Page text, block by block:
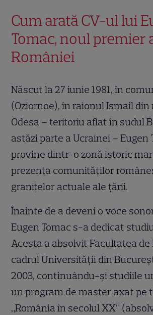
Cum arată CV-ul lui
Tomac, noul premier
României
Născut la 27 iunie 1981, în
(Oziornoe), în raionul Ismail din
Odesa – teritoriu aflat în sudul
astăzi parte a Ucrainei – Eugen
provine dintr-o zonă istoric
prezența comunităților
granițelor actuale ale țării.
Înainte de a deveni o voce
Eugen Tomac s-a dedicat
Acesta a absolvit Facultatea
cadrul Universității din
2003, continuându-și studiile
un program de master axat pe
„România în secolul XX”